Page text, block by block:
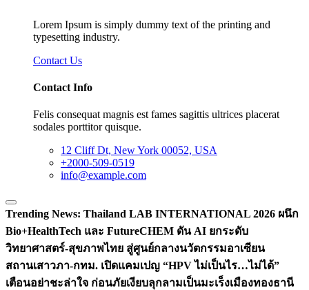
Lorem Ipsum is simply dummy text of the printing and
typesetting industry.
Contact Us
Contact Info
Felis consequat magnis est fames sagittis ultrices placerat
sodales porttitor quisque.
12 Cliff Dt, New York 00052, USA
+2000-509-0519
info@example.com
Trending News: Thailand LAB INTERNATIONAL 2026 ผนึก
Bio+HealthTech และ FutureCHEM ดัน AI ยกระดับ
วิทยาศาสตร์-สุขภาพไทย สู่ศูนย์กลางนวัตกรรมอาเซียน
สถานเสาวภา-กทม. เปิดแคมเปญ “HPV ไม่เป็นไร…ไม่ได้”
เตือนอย่าชะล่าใจ ก่อนภัยเงียบลุกลามเป็นมะเร็งเมืองทองธานี